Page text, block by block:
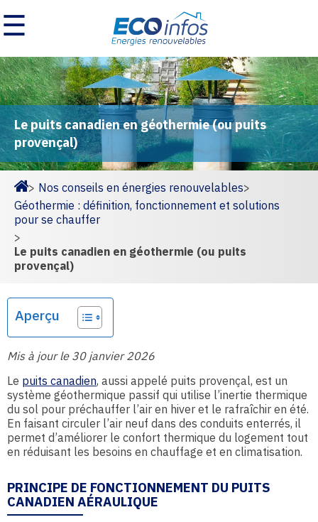
☰
Le puits canadien en géothermie (ou puits
provençal)
Homepage
> Nos conseils en énergies renouvelables>
Géothermie : définition, fonctionnement et solutions
pour se chauffer
>
Le puits canadien en géothermie (ou puits
provençal)
Aperçu
Mis à jour le 30 janvier 2026
Le puits canadien, aussi appelé puits provençal, est un
système géothermique passif qui utilise l’inertie thermique
du sol pour préchauffer l’air en hiver et le rafraîchir en été.
En faisant circuler l’air neuf dans des conduits enterrés, il
permet d’améliorer le confort thermique du logement tout
en réduisant les besoins en chauffage et en climatisation.
PRINCIPE DE FONCTIONNEMENT DU PUITS
CANADIEN AÉRAULIQUE